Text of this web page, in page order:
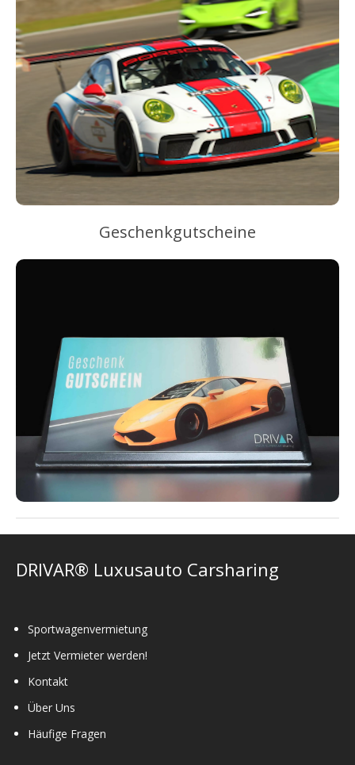
Geschenkgutscheine
DRIVAR® Luxusauto Carsharing
Sportwagenvermietung
Jetzt Vermieter werden!
Kontakt
Über Uns
Häufige Fragen